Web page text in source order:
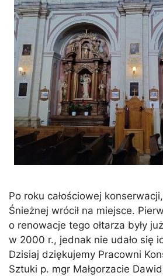
Po roku całościowej
Śnieżnej wrócił na miejsce.
o renowacje tego ołtarza były
w 2000 r., jednak nie udało się
Dzisiaj dziękujemy Pracowni
Sztuki p. mgr Małgorzacie